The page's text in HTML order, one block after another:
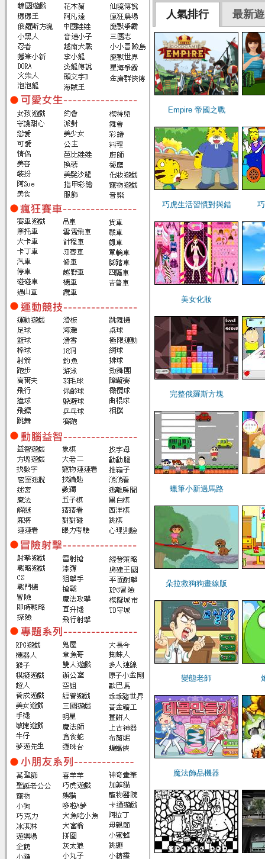
人氣排行 最新
Empire 帝國之戰
巧虎生活習慣對與錯
美女化妝
完整俄羅斯方塊
蠟筆小新過馬路
朵拉救狗狗畫線版
變態老師
魔法飾品機器